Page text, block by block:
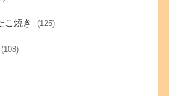
こ焼き (125)
(108)